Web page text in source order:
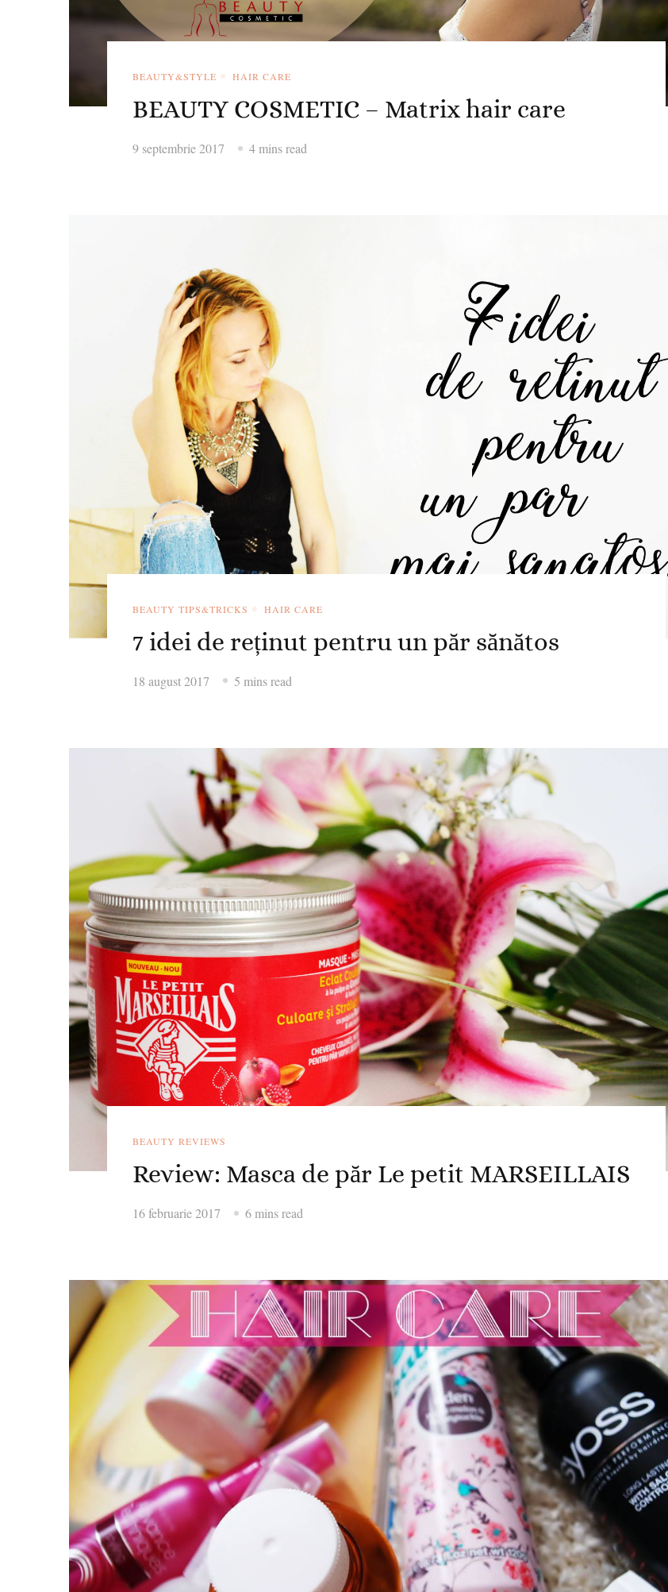
BEAUTY&STYLE HAIR CARE
BEAUTY COSMETIC – Matrix hair care
9 septembrie 2017 4 mins read
BEAUTY TIPS&TRICKS HAIR CARE
7 idei de reținut pentru un păr sănătos
18 august 2017 5 mins read
BEAUTY REVIEWS
Review: Masca de păr Le petit MARSEILLAIS
16 februarie 2017 6 mins read